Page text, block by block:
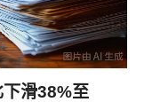
滑38%至